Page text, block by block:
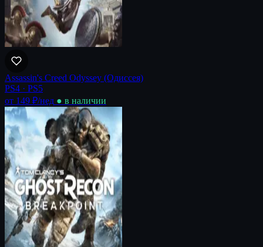
Assassin's Creed Odyssey (Одиссея)
PS4 · PS5
от 149 ₽/нед ● в наличии